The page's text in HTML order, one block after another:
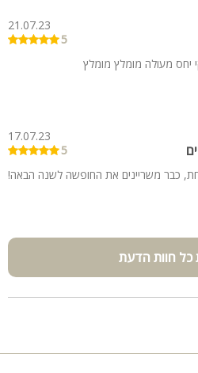
21.07.23
5
יחס מעולה מומלץ מומלץ
17.07.23
5
כבר משריינים את החופשה לשנה הבאה!
כל חוות הדעת